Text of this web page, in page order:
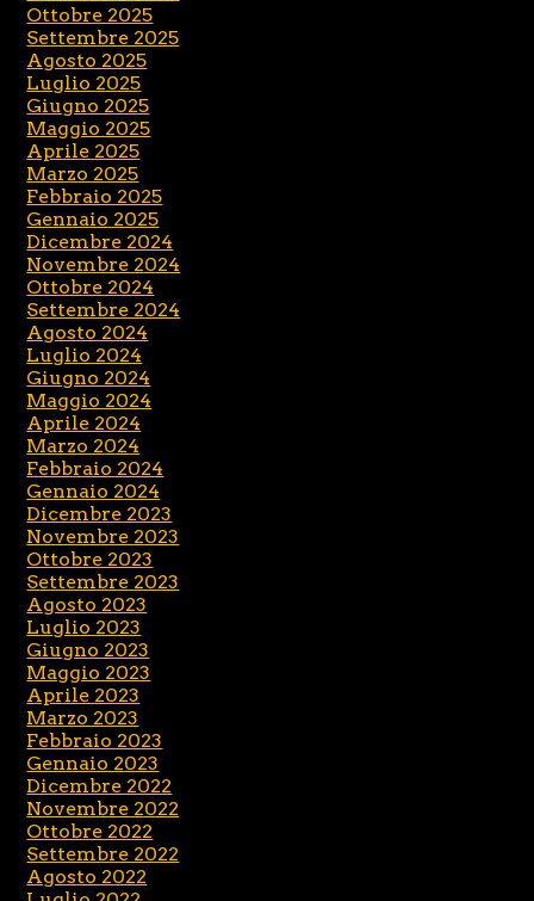
Ottobre 2025
Settembre 2025
Agosto 2025
Luglio 2025
Giugno 2025
Maggio 2025
Aprile 2025
Marzo 2025
Febbraio 2025
Gennaio 2025
Dicembre 2024
Novembre 2024
Ottobre 2024
Settembre 2024
Agosto 2024
Luglio 2024
Giugno 2024
Maggio 2024
Aprile 2024
Marzo 2024
Febbraio 2024
Gennaio 2024
Dicembre 2023
Novembre 2023
Ottobre 2023
Settembre 2023
Agosto 2023
Luglio 2023
Giugno 2023
Maggio 2023
Aprile 2023
Marzo 2023
Febbraio 2023
Gennaio 2023
Dicembre 2022
Novembre 2022
Ottobre 2022
Settembre 2022
Agosto 2022